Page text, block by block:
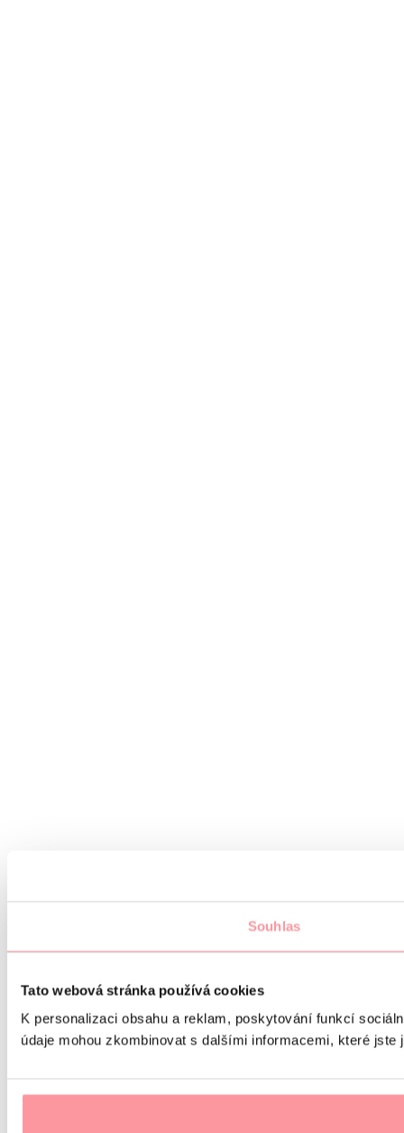
Souhlas
Tato webová stránka používá cookies
K personalizaci obsahu a reklam, poskytování funkcí
údaje mohou zkombinovat s dalšími informacemi, které